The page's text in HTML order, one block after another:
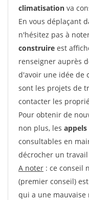
climatisation va
En vous déplaçant
n'hésitez pas à
construire est
renseigner auprès
d'avoir une idée de
sont les projets de
contacter les
Pour obtenir de
non plus, les
consultables en
décrocher un
A noter : ce conseil
(premier conseil)
qui a une